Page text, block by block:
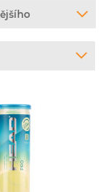
nutné dodat, že
většina
poradit?